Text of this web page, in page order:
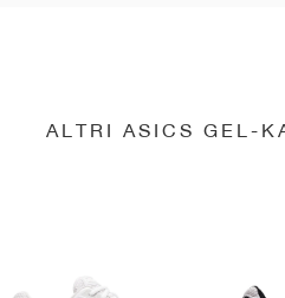
ALTRI ASICS GEL-